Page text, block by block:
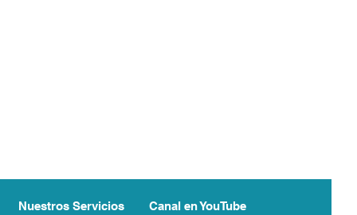
Nuestros Servicios Canal en YouTube